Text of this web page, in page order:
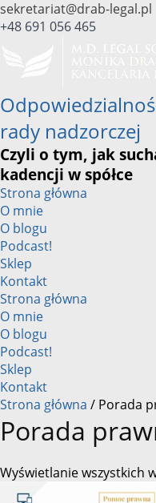
Przejdź
do
sekretariat@drab-legal.pl
+48 691 056 465
rady nadzorczej
Czyli o tym, jak
kadencji w spółce
Strona główna
O mnie
O blogu
Podcast!
Sklep
Kontakt
Strona główna
O mnie
O blogu
Podcast!
Sklep
Kontakt
Strona główna / Porada
Porada
Wyświetlanie wszystkich